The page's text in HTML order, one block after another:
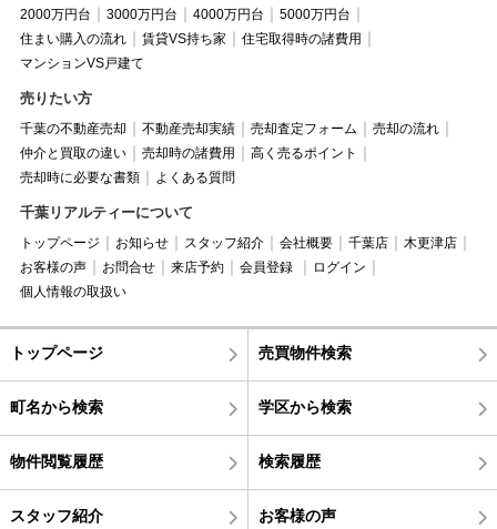
2000万円台
3000万円台 4000万円台
5000万円台
住まい購入の流れ
賃貸VS持ち家
住宅取得時の諸費用
マンションVS戸建て
売りたい方
千葉の不動産売却 不動産売却実績 売却査定フォーム
売却の流れ
仲介と買取の違い
売却時の諸費用
高く売るポイント
売却時に必要な書類
よくある質問
千葉リアルティーについて
トップページ お知らせ スタッフ紹介 会社概要 千葉店
木更津店
お客様の声
お問合せ 来店予約 会員登録
ログイン
個人情報の取扱い
トップページ 売買物件検索
町名から検索 学区から検索
物件閲覧履歴 検索履歴
スタッフ紹介 お客様の声